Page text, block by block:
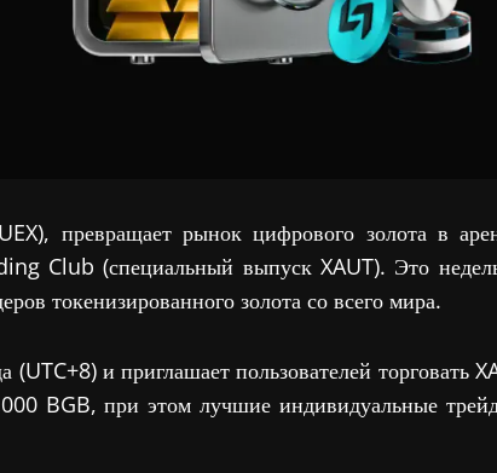
превращает рынок цифрового золота в
Club (специальный выпуск XAUT). Это
токенизированного золота со всего мира.
и приглашает пользователей торговать
BGB, при этом лучшие индивидуальные